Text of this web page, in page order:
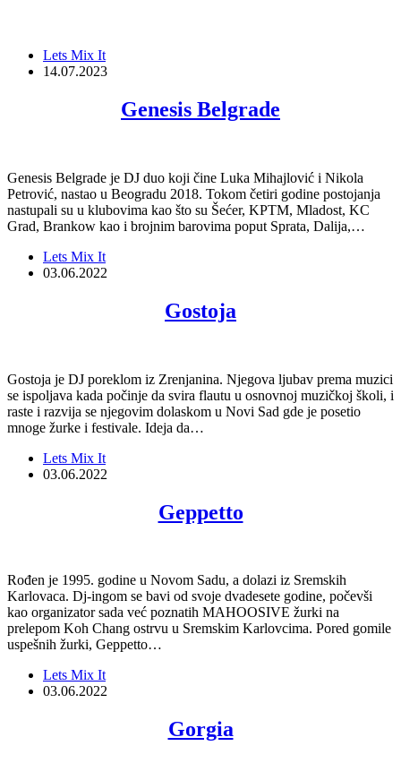
Lets Mix It
14.07.2023
Genesis Belgrade
Genesis Belgrade je DJ duo koji čine Luka Mihajlović i Nikola
Petrović, nastao u Beogradu 2018. Tokom četiri godine postojanja
nastupali su u klubovima kao što su Šećer, KPTM, Mladost, KC
Grad, Brankow kao i brojnim barovima poput Sprata, Dalija,…
Lets Mix It
03.06.2022
Gostoja
Gostoja je DJ poreklom iz Zrenjanina. Njegova ljubav prema muzici
se ispoljava kada počinje da svira flautu u osnovnoj muzičkoj školi, i
raste i razvija se njegovim dolaskom u Novi Sad gde je posetio
mnoge žurke i festivale. Ideja da…
Lets Mix It
03.06.2022
Geppetto
Rođen je 1995. godine u Novom Sadu, a dolazi iz Sremskih
Karlovaca. Dj-ingom se bavi od svoje dvadesete godine, počevši
kao organizator sada već poznatih MAHOOSIVE žurki na
prelepom Koh Chang ostrvu u Sremskim Karlovcima. Pored gomile
uspešnih žurki, Geppetto…
Lets Mix It
03.06.2022
Gorgia